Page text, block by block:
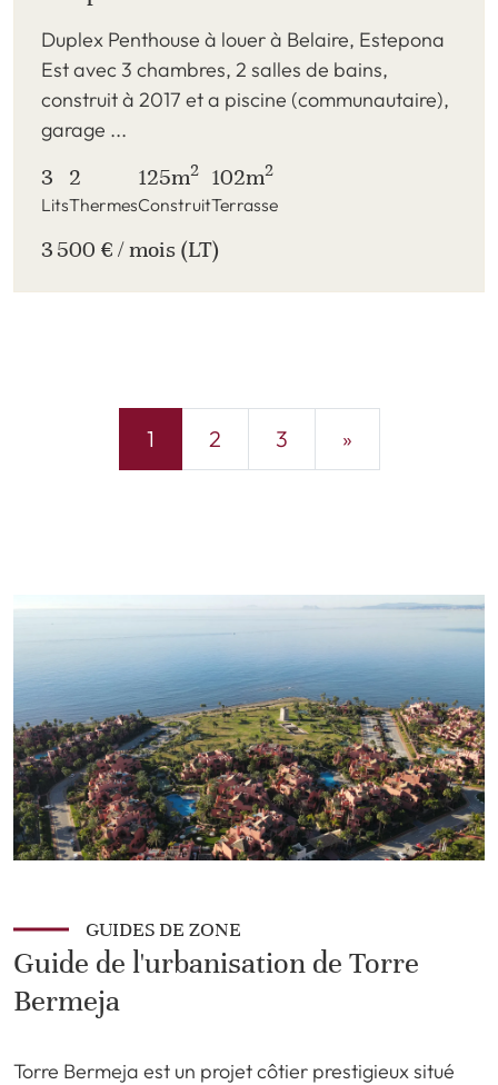
Duplex Penthouse à louer à Belaire, Estepona
Est avec 3 chambres, 2 salles de bains,
construit à 2017 et a piscine (communautaire),
garage ...
3
Lits
2
Thermes
125m2
Construit
102m2
Terrasse
3 500 € / mois (LT)
1 2 3 »
GUIDES DE ZONE
Guide de l'urbanisation de Torre
Bermeja
Torre Bermeja est un projet côtier prestigieux situé